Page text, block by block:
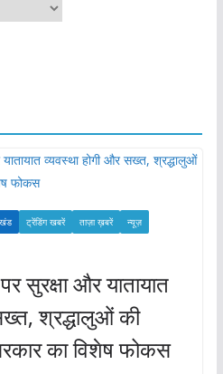
ट्रेंडिंग खबरें ताज़ा ख़बरें
न्यूज़
पर सुरक्षा और यातायात
श्रद्धालुओं की
का विशेष फोकस